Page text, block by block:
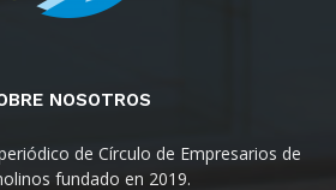
NOSOTROS
de Círculo de Empresarios de
fundado en 2019.